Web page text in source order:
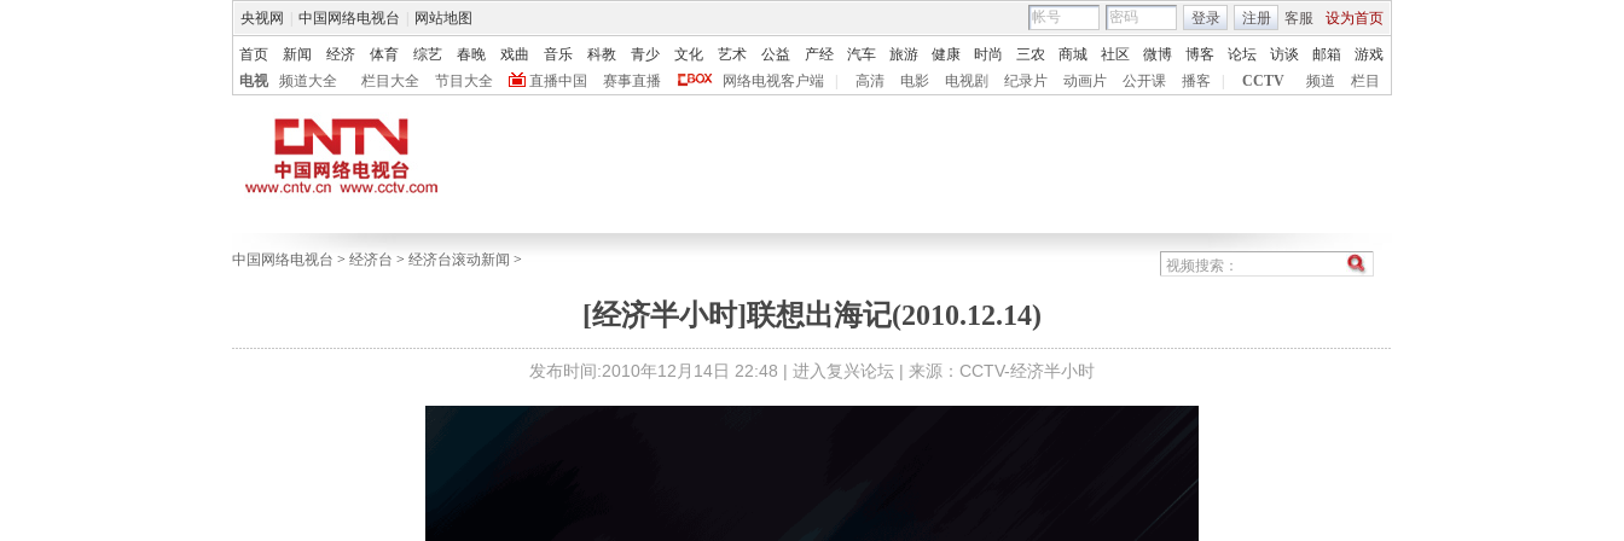
央视网 中国网络电视台 网站地图 客服 设为首页
登录 注册
首页 新闻 经济 体育 综艺 春晚 戏曲 音乐 科教 青少 文化 艺术 公益 产经 汽车 旅游 健康 时尚 三农 商城 社区 微博 博客 论坛 访谈 邮箱
游戏
电视
频道大全 栏目大全 节目大全 直播中国 赛事直播 网络电视客户端 高清 电影 电视剧 纪录片 动画片 公开课 播客 CCTV 频道 栏目
中国网络电视台 > 经济台 > 经济台滚动新闻 >
[经济半小时]联想出海记(2010.12.14)
发布时间:2010年12月14日 22:48 | 进入复兴论坛 | 来源：CCTV-经济半小时